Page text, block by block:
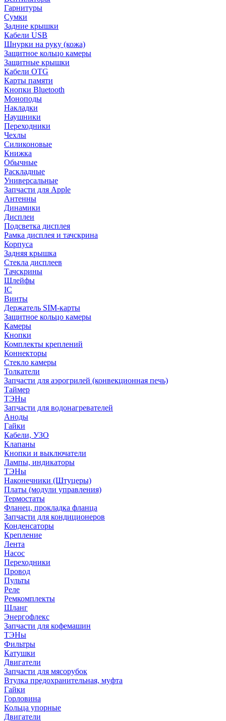
Гарнитуры
Сумки
Задние крышки
Кабели USB
Шнурки на руку (кожа)
Защитное кольцо камеры
Защитные крышки
Кабели OTG
Карты памяти
Кнопки Bluetooth
Моноподы
Накладки
Наушники
Переходники
Чехлы
Силиконовые
Книжка
Обычные
Раскладные
Универсальные
Запчасти для Apple
Антенны
Динамики
Дисплеи
Подсветка дисплея
Рамка дисплея и тачскрина
Корпуса
Задняя крышка
Стекла дисплеев
Тачскрины
Шлейфы
IC
Винты
Держатель SIM-карты
Защитное кольцо камеры
Камеры
Кнопки
Комплекты креплений
Коннекторы
Стекло камеры
Толкатели
Запчасти для аэрогрилей (конвекционная печь)
Таймер
ТЭНы
Запчасти для водонагревателей
Аноды
Гайки
Кабели, УЗО
Клапаны
Кнопки и выключатели
Лампы, индикаторы
ТЭНы
Наконечники (Штуцеры)
Платы (модули управления)
Термостаты
Фланец, прокладка фланца
Запчасти для кондиционеров
Конденсаторы
Крепление
Лента
Насос
Переходники
Провод
Пульты
Реле
Ремкомплекты
Шланг
Энергофлекс
Запчасти для кофемашин
ТЭНы
Фильтры
Катушки
Двигатели
Запчасти для мясорубок
Втулка предохранительная, муфта
Гайки
Горловина
Кольца упорные
Двигатели